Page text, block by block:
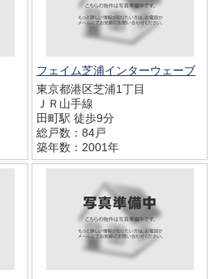
フェイム芝浦インターウェーブ
東京都港区芝浦1丁目
ＪＲ山手線
田町駅 徒歩9分
総戸数：84戸
築年数：2001年